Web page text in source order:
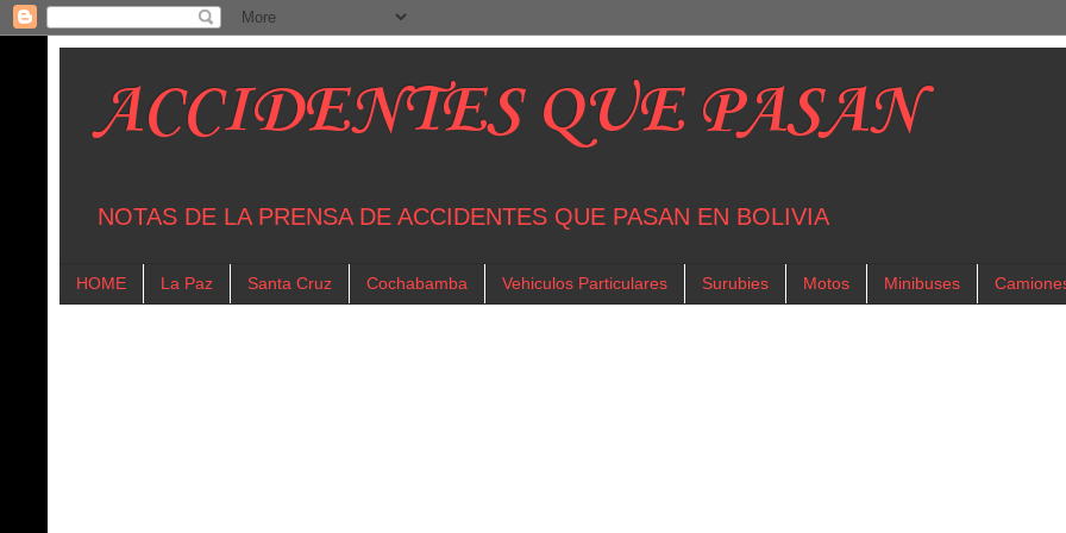
ACCIDENTES QUE PASAN
NOTAS DE LA PRENSA DE ACCIDENTES QUE PASAN EN BOLIVIA
HOME La Paz Santa Cruz Cochabamba Vehiculos Particulares Surubies Motos Minibuses